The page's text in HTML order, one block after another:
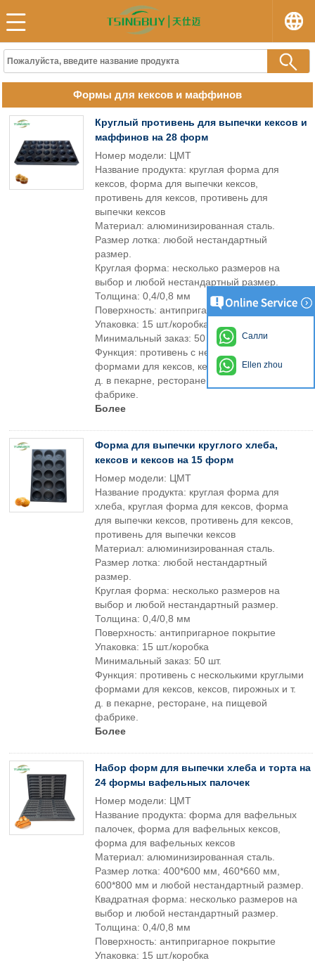
Формы для кексов и маффинов
Круглый противень для выпечки кексов и
маффинов на 28 форм
Номер модели: ЦМТ
Название продукта: круглая форма для
кексов, форма для выпечки кексов,
противень для кексов, противень для
выпечки кексов
Материал: алюминизированная сталь.
Размер лотка: любой нестандартный
размер.
Круглая форма: несколько размеров на
выбор и любой нестандартный размер.
Толщина: 0,4/0,8 мм
Поверхность: антипригарное покрытие
Упаковка: 15 шт./коробка
Минимальный заказ: 50 шт.
Функция: противень с несколькими круглыми
формами для кексов, кексов, пирожных и т.
д. в пекарне, ресторане, на пищевой
фабрике.
Более
Форма для выпечки круглого хлеба,
кексов и кексов на 15 форм
Номер модели: ЦМТ
Название продукта: круглая форма для
хлеба, круглая форма для кексов, форма
для выпечки кексов, противень для кексов,
противень для выпечки кексов
Материал: алюминизированная сталь.
Размер лотка: любой нестандартный
размер.
Круглая форма: несколько размеров на
выбор и любой нестандартный размер.
Толщина: 0,4/0,8 мм
Поверхность: антипригарное покрытие
Упаковка: 15 шт./коробка
Минимальный заказ: 50 шт.
Функция: противень с несколькими круглыми
формами для кексов, кексов, пирожных и т.
д. в пекарне, ресторане, на пищевой
фабрике.
Более
Набор форм для выпечки хлеба и торта на
24 формы вафельных палочек
Номер модели: ЦМТ
Название продукта: форма для вафельных
палочек, форма для вафельных кексов,
форма для вафельных кексов
Материал: алюминизированная сталь.
Размер лотка: 400*600 мм, 460*660 мм,
600*800 мм и любой нестандартный размер.
Квадратная форма: несколько размеров на
выбор и любой нестандартный размер.
Толщина: 0,4/0,8 мм
Поверхность: антипригарное покрытие
Упаковка: 15 шт./коробка
Салли
Ellen zhou